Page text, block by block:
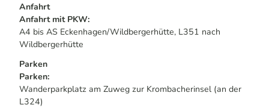
Anfahrt
Anfahrt mit PKW:
A4 bis AS Eckenhagen/Wildbergerhütte, L351 nach
Wildbergerhütte
Parken
Parken:
Wanderparkplatz am Zuweg zur Krombacherinsel (an der
L324)